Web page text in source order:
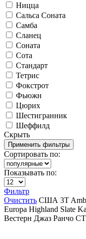
Ницца
Сальса Соната
Самба
Сланец
Соната
Сота
Стандарт
Тетрис
Фокстрот
Фьюжн
Цюрих
Шестигранник
Шеффилд
Скрыть
Сортировать по:
Показывать по:
Фильтр
Очистить США 3T
Europa Highland Slate
Вестерн Джаз Ранчо